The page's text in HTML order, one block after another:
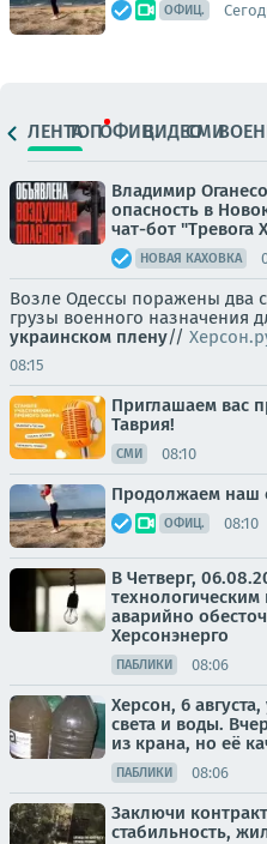
ОФИЦ.
ЛЕНТАТОПОФИЦ.ВИДЕОСМИ
Владимир
опасность в
чат-бот "Тревога
НОВАЯ КАХОВКА
Возле Одессы поражены два
грузы военного назначения
украинском плену//
08:15
Приглашаем вас
Таврия!
СМИ 08:10
Продолжаем наш
ОФИЦ. 08:10
В Четверг,
аварийно
Херсонэнерго
ПАБЛИКИ 08:06
Херсон, 6
света и воды.
из крана, но её
ПАБЛИКИ 08:06
Заключи
стабильность,